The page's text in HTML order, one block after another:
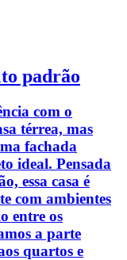
padrão
com o
térrea, mas
fachada
ideal. Pensada
essa casa é
com ambientes
entre os
a parte
quartos e